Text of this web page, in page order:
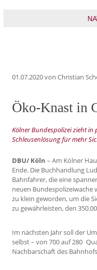
01.07.2020von Christian
Öko-Knast in
Kölner Bundespolizei zieht in
Schleusenlösung für mehr
DBU/ Köln – Am Kölner
Ende. Die Buchhandlung
Bahnfahrer, die eine
neuen Bundespolizeiwache
zu klein geworden, um die
zu gewährleisten, den
Im nächsten Jahr soll der
selbst – von 700 auf 280
Nachbarschaft des